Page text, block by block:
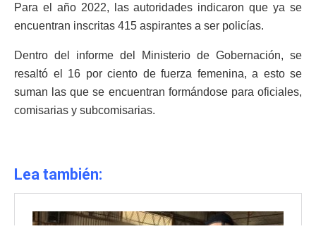
Para el año 2022, las autoridades indicaron que ya se
encuentran inscritas 415 aspirantes a ser policías.
Dentro del informe del Ministerio de Gobernación, se
resaltó el 16 por ciento de fuerza femenina, a esto se
suman las que se encuentran formándose para oficiales,
comisarias y subcomisarias.
Lea también: